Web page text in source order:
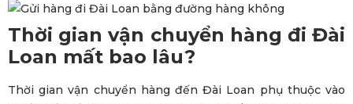
Thời gian vận chuyển hàng đi Đài
Loan mất bao lâu?
Thời gian vận chuyển hàng đến Đài Loan phụ thuộc vào